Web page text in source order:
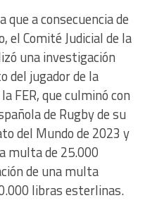
a consecuencia de
el Comité Judicial de la
una investigación
del jugador de la
FER, que culminó con
de Rugby de su
del Mundo de 2023 y
multa de 25.000
de una multa
libras esterlinas.